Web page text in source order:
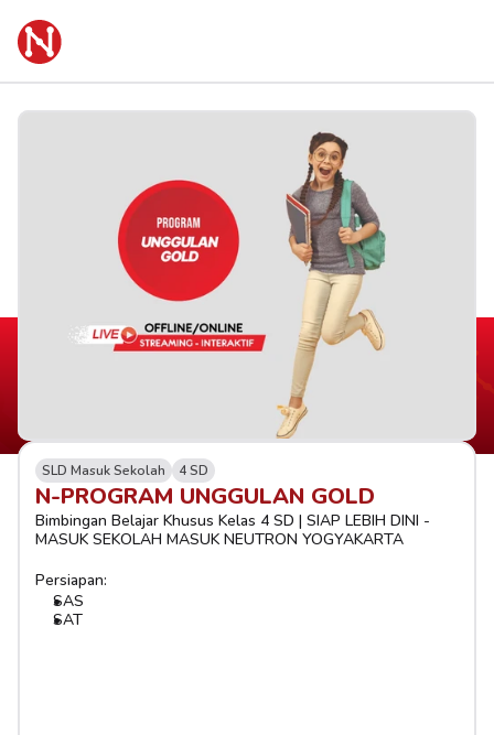
SLD Masuk Sekolah 4 SD
N-PROGRAM UNGGULAN GOLD
Bimbingan Belajar Khusus Kelas 4 SD | SIAP LEBIH DINI -
MASUK SEKOLAH MASUK NEUTRON YOGYAKARTA
Persiapan:
SAS
SAT